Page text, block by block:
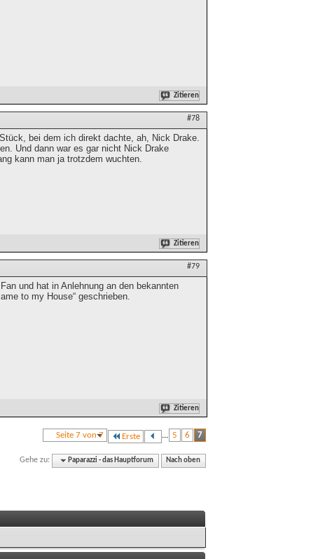
Zitieren
#78
bei dem ich direkt dachte, ah, Nick Drake.
Und dann war es gar nicht Nick Drake
kann man ja trotzdem wuchten.
Zitieren
#79
und hat in Anlehnung an den bekannten
to my House“ geschrieben.
Zitieren
Seite 7 von 7 Erste ... 5 6 7
Gehe zu: Paparazzi - das Hauptforum Nach oben